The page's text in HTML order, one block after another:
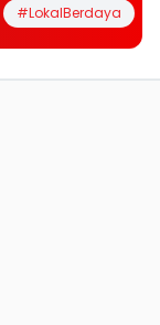
#LokalBerdaya